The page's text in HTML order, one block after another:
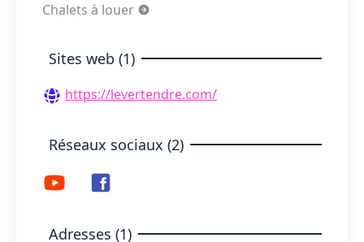
Chalets à louer
Sites web (1)
https://levertendre.com/
Réseaux sociaux (2)
Adresses (1)